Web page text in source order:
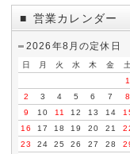
■ 営業カレンダー
2026年8月の定休日
日 月 火 水 木 金
土
1
2
3 4 5 6 7
8
9
10 11 12 13 14
16
17 18 19 20 21
23
24 25 26 27 28